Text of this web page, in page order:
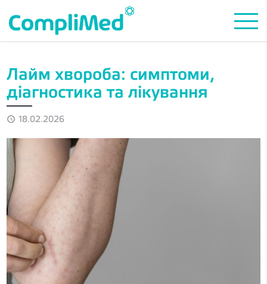
Лайм хвороба: симптоми,
діагностика та лікування
18.02.2026